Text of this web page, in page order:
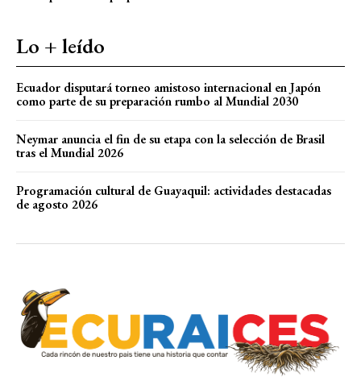
Lo + leído
Ecuador disputará torneo amistoso internacional en Japón
como parte de su preparación rumbo al Mundial 2030
Neymar anuncia el fin de su etapa con la selección de Brasil
tras el Mundial 2026
Programación cultural de Guayaquil: actividades destacadas
de agosto 2026